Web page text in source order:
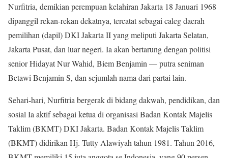
Nurfitria, demikian perempuan kelahiran Jakarta 18 Januari 1968
dipanggil rekan-rekan dekatnya, tercatat sebagai caleg daerah
pemilihan (dapil) DKI Jakarta II yang meliputi Jakarta Selatan,
Jakarta Pusat, dan luar negeri. Ia akan bertarung dengan politisi
senior Hidayat Nur Wahid, Biem Benjamin — putra seniman
Betawi Benjamin S, dan sejumlah nama dari partai lain.
Sehari-hari, Nurfitria bergerak di bidang dakwah, pendidikan, dan
sosial Ia aktif sebagai ketua di organisasi Badan Kontak Majelis
Taklim (BKMT) DKI Jakarta. Badan Kontak Majelis Taklim
(BKMT) didirikan Hj. Tutty Alawiyah tahun 1981. Tahun 2016,